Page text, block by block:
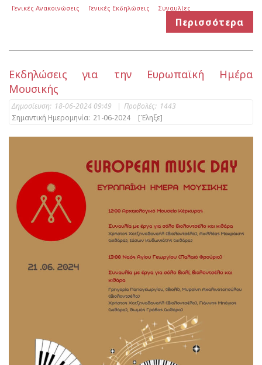
Γενικές Ανακοινώσεις Γενικές Εκδηλώσεις Συναυλίες
Περισσότερα
Εκδηλώσεις για την Ευρωπαϊκή Ημέρα
Μουσικής
Δημοσίευση: 18-06-2024 09:49 | Προβολές: 1443
Σημαντική Ημερομηνία: 21-06-2024 [Έληξε]